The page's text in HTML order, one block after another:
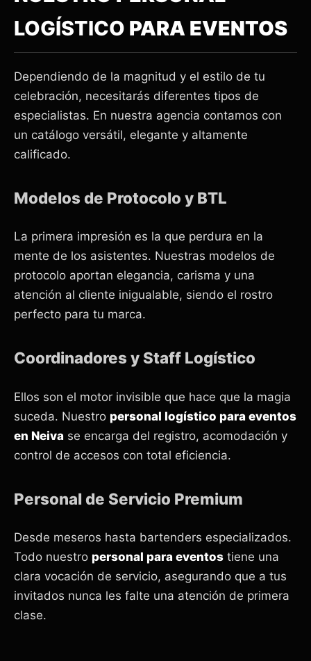
LOGÍSTICO PARA EVENTOS
Dependiendo de la magnitud y el estilo de tu
celebración, necesitarás diferentes tipos de
especialistas. En nuestra agencia contamos con
un catálogo versátil, elegante y altamente
calificado.
Modelos de Protocolo y BTL
La primera impresión es la que perdura en la
mente de los asistentes. Nuestras modelos de
protocolo aportan elegancia, carisma y una
atención al cliente inigualable, siendo el rostro
perfecto para tu marca.
Coordinadores y Staff Logístico
Ellos son el motor invisible que hace que la magia
suceda. Nuestro personal logístico para eventos
en Neiva se encarga del registro, acomodación y
control de accesos con total eficiencia.
Personal de Servicio Premium
Desde meseros hasta bartenders especializados.
Todo nuestro personal para eventos tiene una
clara vocación de servicio, asegurando que a tus
invitados nunca les falte una atención de primera
clase.